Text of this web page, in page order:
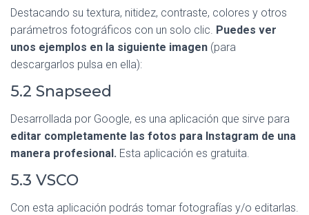
Destacando su textura, nitidez, contraste, colores y otros
parámetros fotográficos con un solo clic. Puedes ver
unos ejemplos en la siguiente imagen (para
descargarlos pulsa en ella):
5.2 Snapseed
Desarrollada por Google, es una aplicación que sirve para
editar completamente las fotos para Instagram de una
manera profesional. Esta aplicación es gratuita.
5.3 VSCO
Con esta aplicación podrás tomar fotografías y/o editarlas.